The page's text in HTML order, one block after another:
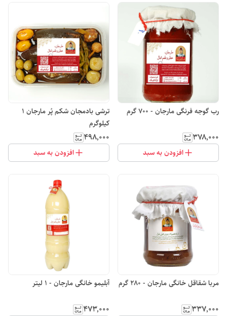
رب گوجه فرنگی مارجان - 700 گرم
۳۷۸٬۰۰۰
افزودن به سبد
ترشی بادمجان شکم پُر مارجان 1
کیلوگرم
۴۹۸٬۰۰۰
افزودن به سبد
مربا شقاقل خانگی مارجان - 280 گرم
۳۳۷٬۰۰۰
آبلیمو خانگی مارجان - 1 لیتر
۴۷۳٬۰۰۰